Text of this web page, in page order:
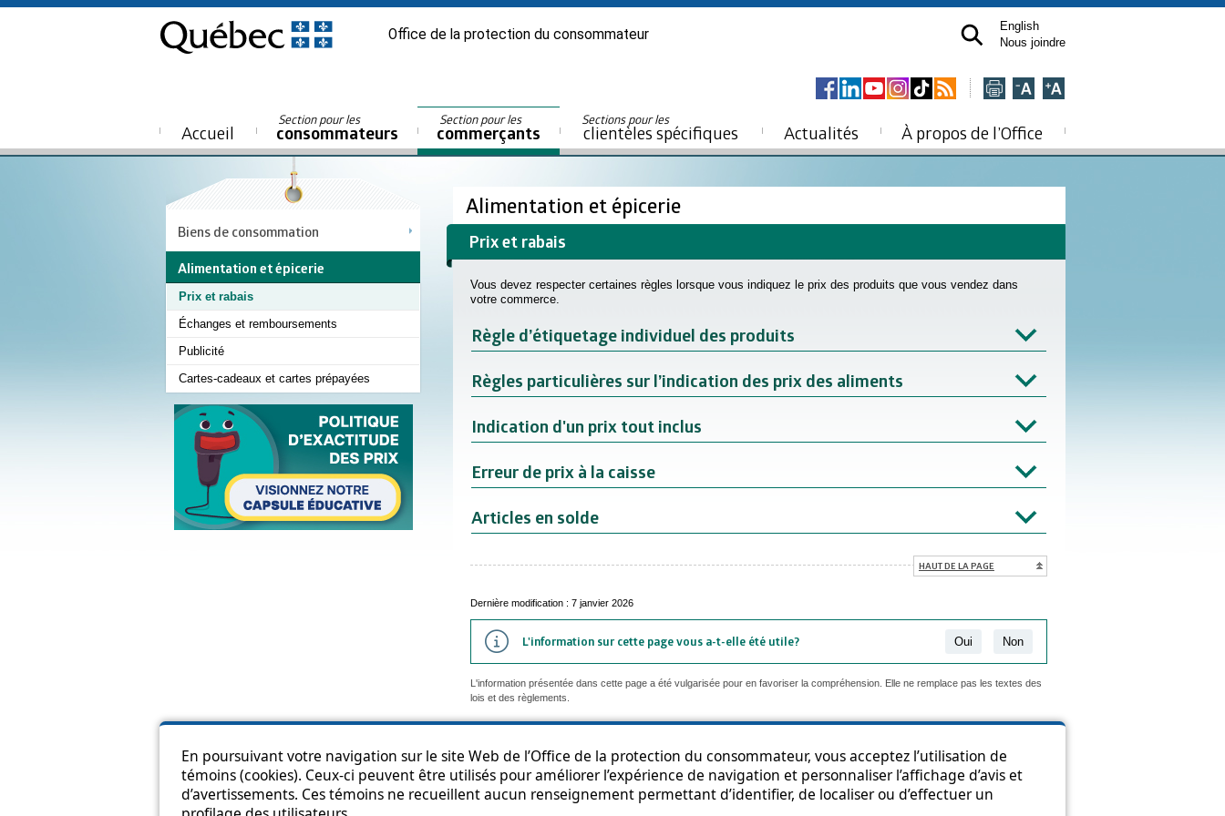
En poursuivant votre navigation sur le site Web de l’Office de la protection du consommateur, vous acceptez l’utilisation de
témoins (cookies). Ceux-ci peuvent être utilisés pour améliorer l’expérience de navigation et personnaliser l’affichage d’avis et
d’avertissements. Ces témoins ne recueillent aucun renseignement permettant d’identifier, de localiser ou d’effectuer un
Office de la protection du consommateur
English
Nous joindre
Accueil
Section pour les
consommateurs
Section pour les
commerçants
Sections pour les
clientèles spécifiques Actualités À propos de l’Office
Biens de consommation
Alimentation et épicerie
Prix et rabais
Échanges et remboursements
Publicité
Cartes-cadeaux et cartes prépayées
Alimentation et épicerie
Prix et rabais
Vous devez respecter certaines règles lorsque vous indiquez le prix des produits que vous vendez dans
votre commerce.
Règle d’étiquetage individuel des produits
Règles particulières sur l’indication des prix des aliments
Indication d'un prix tout inclus
Erreur de prix à la caisse
Articles en solde
HAUT DE LA PAGE
Dernière modification : 7 janvier 2026
L'information sur cette page vous a-t-elle été utile? Oui Non
L'information présentée dans cette page a été vulgarisée pour en favoriser la compréhension. Elle ne remplace pas les textes des
lois et des règlements.
Plan du site Accessibilité Politique de confidentialité Diffusion de l'information